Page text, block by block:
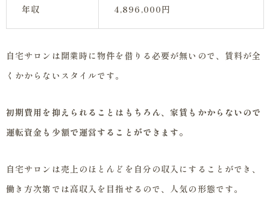
年収 4,896,000円
自宅サロンは開業時に物件を借りる必要が無いので、賃料が全
くかからないスタイルです。
初期費用を抑えられることはもちろん、家賃もかからないので
運転資金も少額で運営することができます。
自宅サロンは売上のほとんどを自分の収入にすることができ、
働き方次第では高収入を目指せるので、人気の形態です。